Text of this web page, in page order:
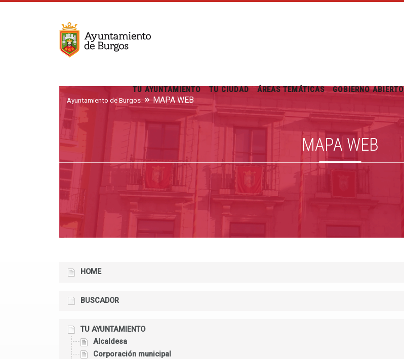
TU AYUNTAMIENTO TU CIUDAD ÁREAS TEMÁTICAS GOBIERNO ABIERTO
Ayuntamiento de Burgos MAPA WEB
MAPA WEB
HOME
BUSCADOR
TU AYUNTAMIENTO
Alcaldesa
Corporación municipal